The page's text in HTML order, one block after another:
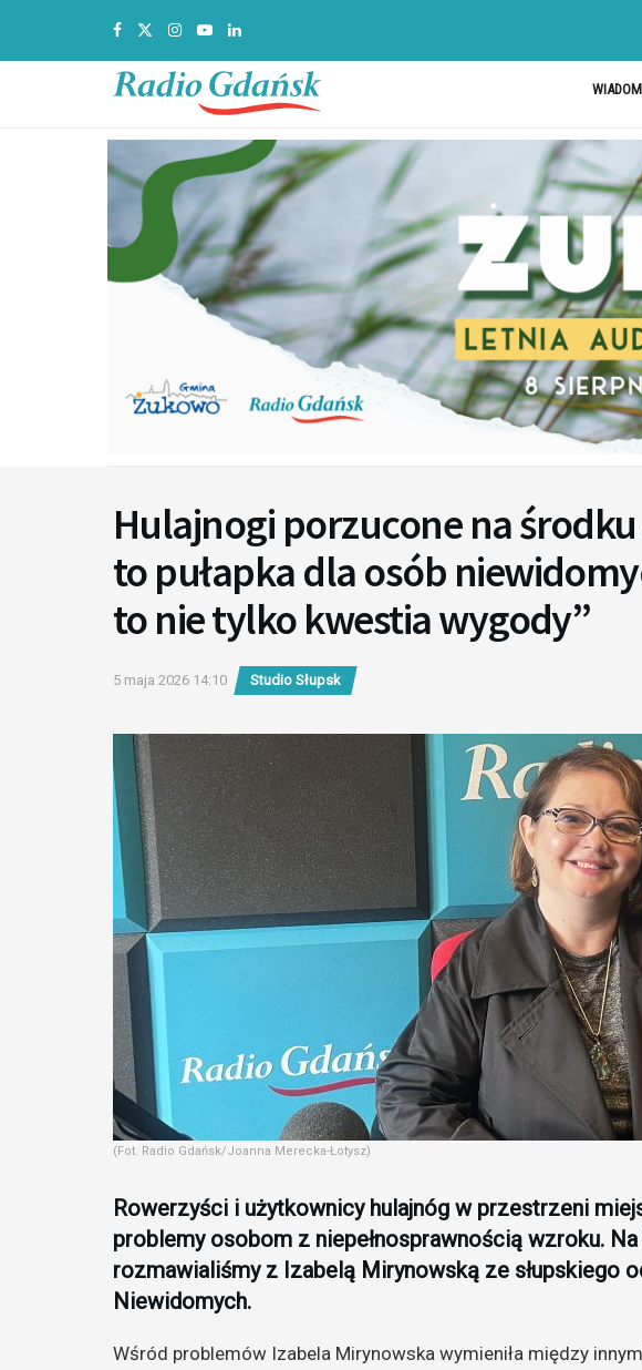
Hulajnogi porzucone na
to pułapka dla osób
to nie tylko kwestia wygody”
5 maja 2026 14:10 Studio Słupsk
(Fot. Radio Gdańsk/Joanna Merecka-Łotysz)
Rowerzyści i użytkownicy hulajnóg w przestrzeni
problemy osobom z niepełnosprawnością wzroku.
rozmawialiśmy z Izabelą Mirynowską ze słupskiego
Niewidomych.
Wśród problemów Izabela Mirynowska wymieniła między